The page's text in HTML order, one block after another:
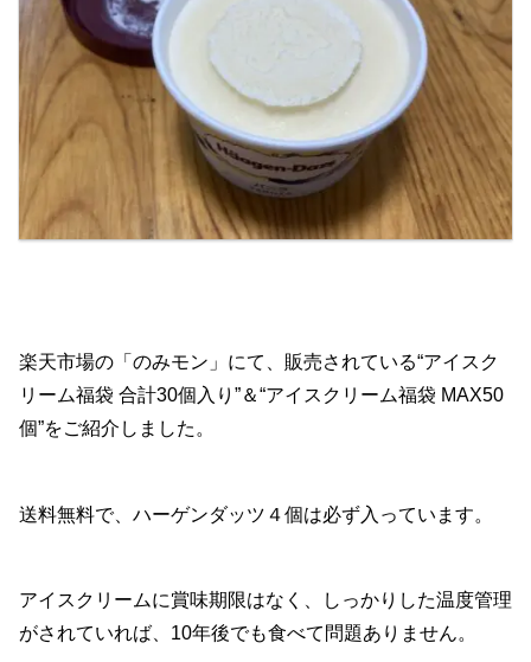
楽天市場の「のみモン」にて、販売されている“アイスク
リーム福袋 合計30個入り”＆“アイスクリーム福袋 MAX50
個”をご紹介しました。
送料無料で、ハーゲンダッツ４個は必ず入っています。
アイスクリームに賞味期限はなく、しっかりした温度管理
がされていれば、10年後でも食べて問題ありません。